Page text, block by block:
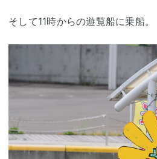
そして11時からの遊覧船に乗船。